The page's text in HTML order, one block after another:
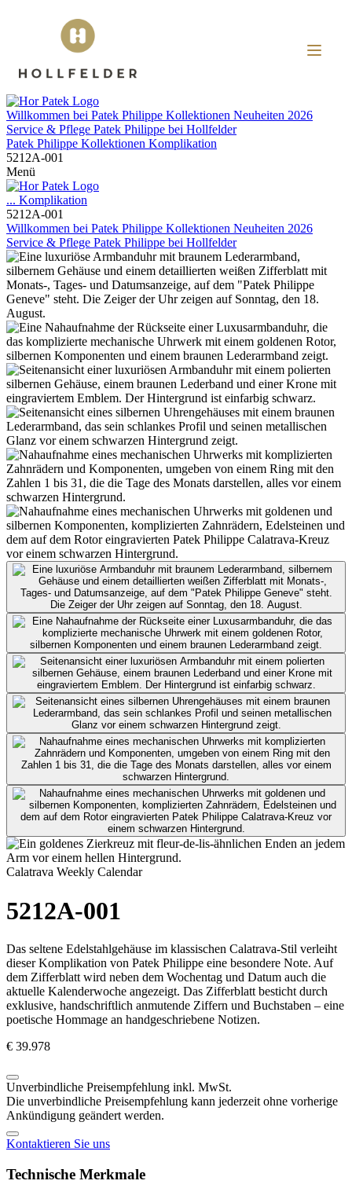
Willkommen bei Patek Philippe Kollektionen Neuheiten 2026
Service & Pflege Patek Philippe bei Hollfelder
Patek Philippe Kollektionen Komplikation
5212A-001
Menü
... Komplikation
5212A-001
Willkommen bei Patek Philippe Kollektionen Neuheiten 2026
Service & Pflege Patek Philippe bei Hollfelder
Calatrava Weekly Calendar
5212A-001
Das seltene Edelstahlgehäuse im klassischen Calatrava-Stil verleiht
dieser Komplikation von Patek Philippe eine besondere Note. Auf
dem Zifferblatt wird neben dem Wochentag und Datum auch die
aktuelle Kalenderwoche angezeigt. Das Zifferblatt besticht durch
exklusive, handschriftlich anmutende Ziffern und Buchstaben – eine
poetische Hommage an handgeschriebene Notizen.
€ 39.978
Unverbindliche Preisempfehlung inkl. MwSt.
Die unverbindliche Preisempfehlung kann jederzeit ohne vorherige
Ankündigung geändert werden.
Kontaktieren Sie uns
Technische Merkmale